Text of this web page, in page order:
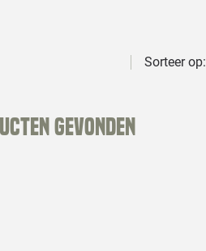
Sorteer op:
gevonden